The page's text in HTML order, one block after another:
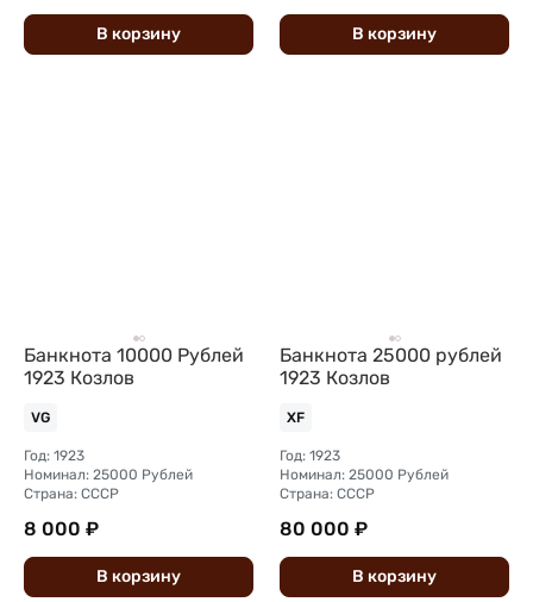
В корзину В корзину
Банкнота 10000 Рублей
1923 Козлов
VG
Год: 1923
Номинал: 25000 Рублей
Страна: СССР
8 000 ₽
В корзину
Банкнота 25000 рублей
1923 Козлов
XF
Год: 1923
Номинал: 25000 Рублей
Страна: СССР
80 000 ₽
В корзину